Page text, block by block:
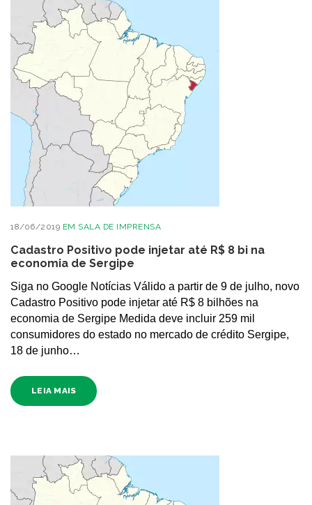
18/06/2019 EM SALA DE IMPRENSA
Cadastro Positivo pode injetar até R$ 8 bi na
economia de Sergipe
Siga no Google Notícias Válido a partir de 9 de julho, novo
Cadastro Positivo pode injetar até R$ 8 bilhões na
economia de Sergipe Medida deve incluir 259 mil
consumidores do estado no mercado de crédito Sergipe,
18 de junho…
LEIA MAIS